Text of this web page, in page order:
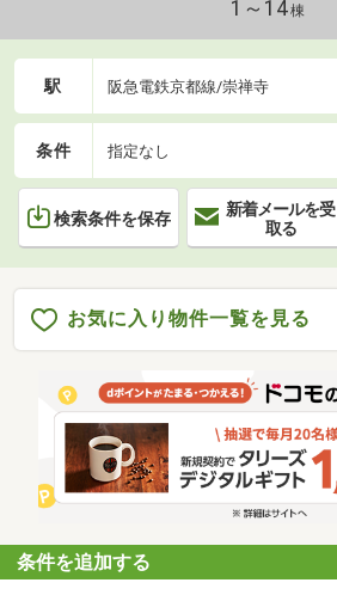
1～14棟
駅 阪急電鉄京都線/崇禅寺
条件 指定なし
検索条件を保存
新着メールを受
取る
お気に入り物件一覧を見る
条件を追加する